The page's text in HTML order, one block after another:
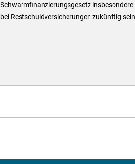
Schwarmfinanzierungsgesetz insbesondere
bei Restschuldversicherungen zukünftig